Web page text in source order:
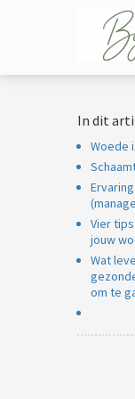
In dit
Woede
Vier
jouw
Wat
om te
gedrag van een
bezoekers te
Hierdoor
relevante
tonen